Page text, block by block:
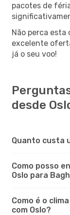
pacotes de
Não perca
excelente
já o seu voo!
desde
Quanto custa
Como posso
Oslo para
Como é o
com Oslo?